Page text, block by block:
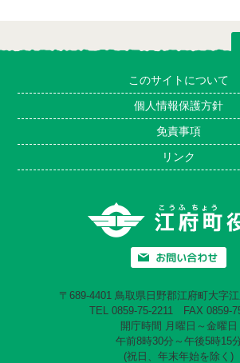
このサイトについて
個人情報保護方針
免責事項
リンク
〒689-4401 鳥取県日野郡江府町大字
TEL 0859-75-2211 FAX 0859-
開庁時間 月曜日～金曜日
午前8時30分～午後5時15
(祝日、年末年始を除く)